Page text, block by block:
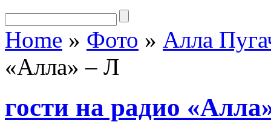
Home » Фото » Алла
«Алла» – Л
гости на радио